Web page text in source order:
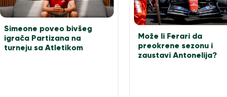
Simeone poveo bivšeg
igrača Partizana na
turneju sa Atletikom
Može li Ferari da
preokrene sezonu i
zaustavi Antonelija?